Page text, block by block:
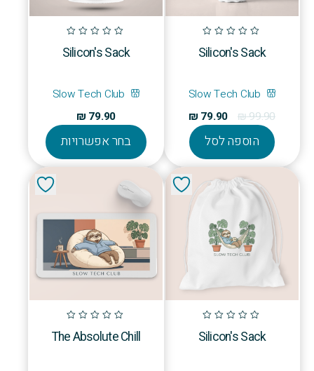
Silicon's Sack
₪99.90
המחיר
המקורי
היה:
₪ 99.90.
₪79.90
₪ 79.90.
הוספה לסל
Silicon's Sack
₪79.90
בחר אפשרויות
למוצר
זה
יש
מספר
את
בעמוד
Silicon's Sack
The Absolute Chill